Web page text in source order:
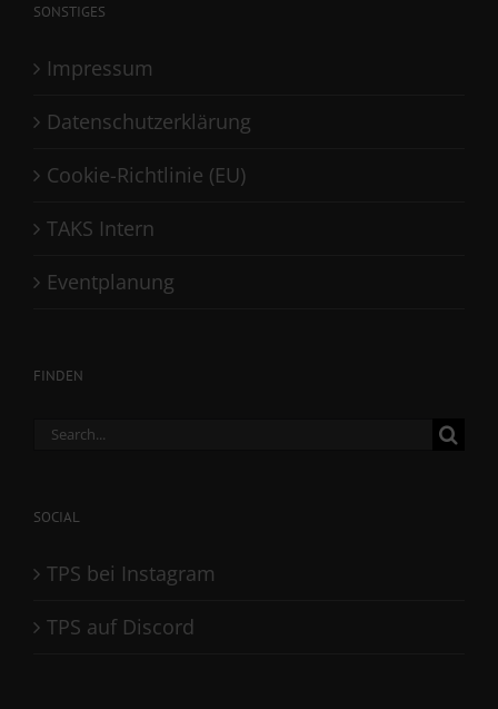
SONSTIGES
Impressum
Datenschutzerklärung
Cookie-Richtlinie (EU)
TAKS Intern
Eventplanung
FINDEN
Search
SOCIAL
TPS bei Instagram
TPS auf Discord